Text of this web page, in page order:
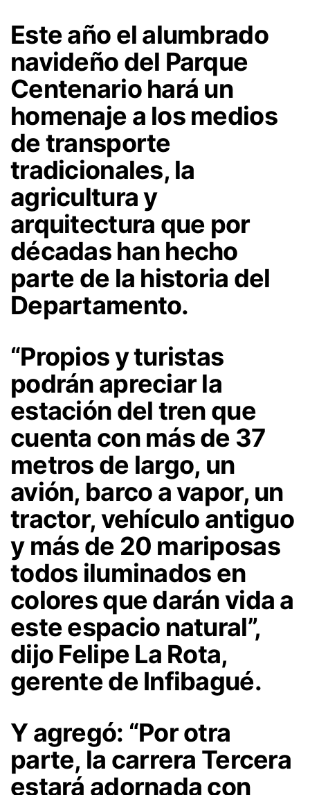
Este año el alumbrado
navideño del Parque
Centenario hará un
homenaje a los medios
de transporte
tradicionales, la
agricultura y
arquitectura que por
décadas han hecho
parte de la historia del
Departamento.
“Propios y turistas
podrán apreciar la
estación del tren que
cuenta con más de 37
metros de largo, un
avión, barco a vapor, un
tractor, vehículo antiguo
y más de 20 mariposas
todos iluminados en
colores que darán vida a
este espacio natural”,
dijo Felipe La Rota,
gerente de Infibagué.
Y agregó: “Por otra
parte, la carrera Tercera
estará adornada con